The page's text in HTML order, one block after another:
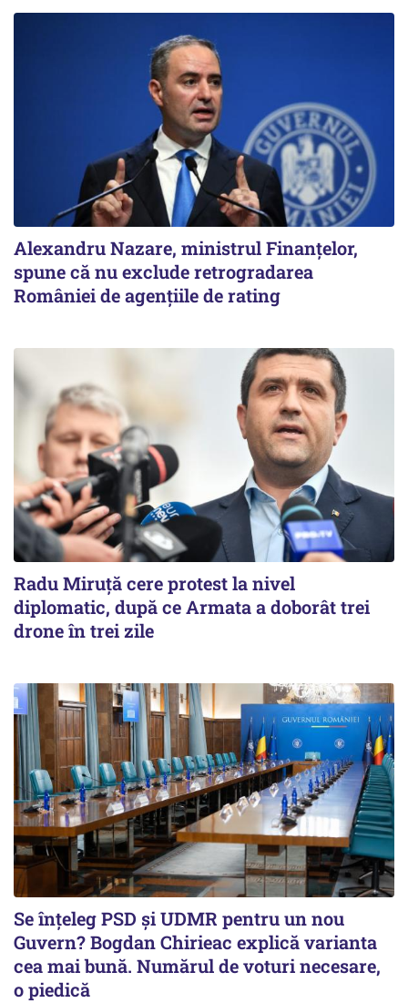
Alexandru Nazare, ministrul Finanţelor,
spune că nu exclude retrogradarea
României de agenţiile de rating
Radu Miruţă cere protest la nivel
diplomatic, după ce Armata a doborât trei
drone în trei zile
Se înţeleg PSD şi UDMR pentru un nou
Guvern? Bogdan Chirieac explică varianta
cea mai bună. Numărul de voturi necesare,
o piedică